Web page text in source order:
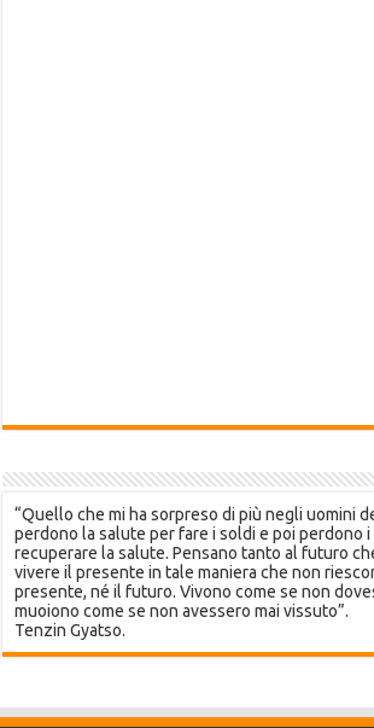
“Quello che mi ha sorpreso di più negli uomini
perdono la salute per fare i soldi e poi perdono
recuperare la salute. Pensano tanto al futuro
vivere il presente in tale maniera che non
presente, né il futuro. Vivono come se non
muoiono come se non avessero mai vissuto”.
Tenzin Gyatso.